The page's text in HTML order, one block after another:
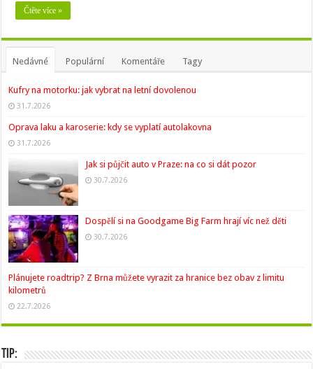
Čtěte více »
Nedávné Populární Komentáře Tagy
Kufry na motorku: jak vybrat na letní dovolenou
31.7.2026
Oprava laku a karoserie: kdy se vyplatí autolakovna
31.7.2026
Jak si půjčit auto v Praze: na co si dát pozor
30.7.2026
Dospělí si na Goodgame Big Farm hrají víc než děti
30.7.2026
Plánujete roadtrip? Z Brna můžete vyrazit za hranice bez obav z limitu
kilometrů
22.7.2026
Tip: